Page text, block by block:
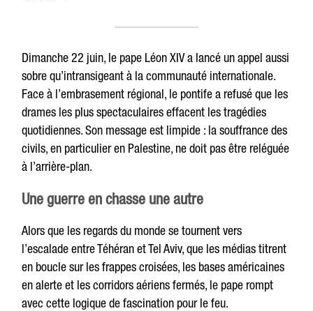
Dimanche 22 juin, le pape Léon XIV a lancé un appel aussi
sobre qu’intransigeant à la communauté internationale.
Face à l’embrasement régional, le pontife a refusé que les
drames les plus spectaculaires effacent les tragédies
quotidiennes. Son message est limpide : la souffrance des
civils, en particulier en Palestine, ne doit pas être reléguée
à l’arrière-plan.
Une guerre en chasse une autre
Alors que les regards du monde se tournent vers
l’escalade entre Téhéran et Tel Aviv, que les médias titrent
en boucle sur les frappes croisées, les bases américaines
en alerte et les corridors aériens fermés, le pape rompt
avec cette logique de fascination pour le feu.